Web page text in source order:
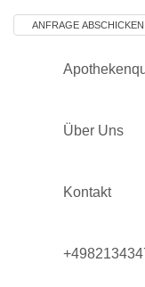
Über Uns
Kontakt